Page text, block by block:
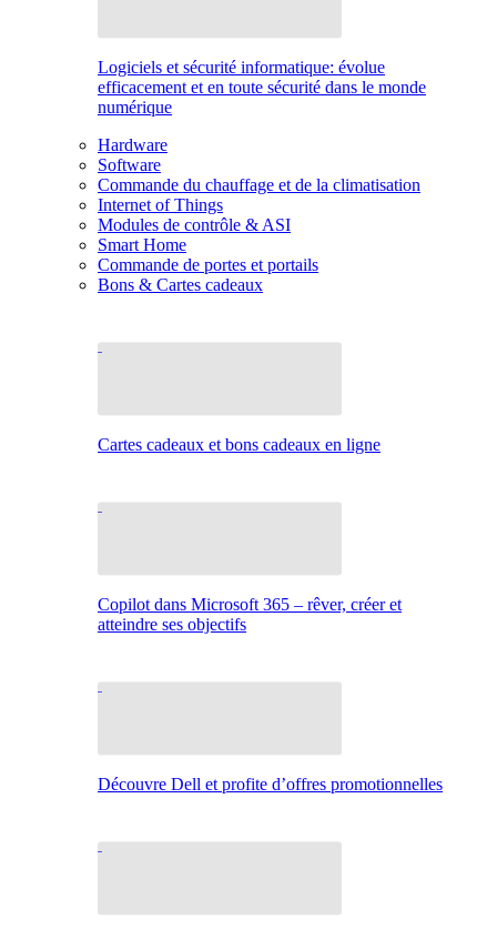
Logiciels et sécurité informatique: évolue
efficacement et en toute sécurité dans le monde
numérique
Hardware
Software
Commande du chauffage et de la climatisation
Internet of Things
Modules de contrôle & ASI
Smart Home
Commande de portes et portails
Bons & Cartes cadeaux
Cartes cadeaux et bons cadeaux en ligne
Copilot dans Microsoft 365 – rêver, créer et
atteindre ses objectifs
Découvre Dell et profite d’offres promotionnelles